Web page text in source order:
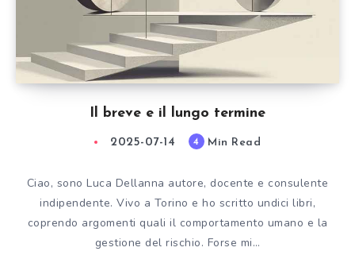
Il breve e il lungo termine
2025-07-14 4 Min Read
Ciao, sono Luca Dellanna autore, docente e consulente
indipendente. Vivo a Torino e ho scritto undici libri,
coprendo argomenti quali il comportamento umano e la
gestione del rischio. Forse mi…